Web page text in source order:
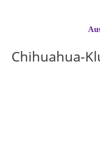
Chihuahua-